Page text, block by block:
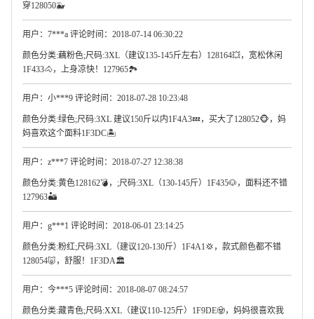
穿128050🐳
用户：7***a 评论时间：2018-07-14 06:30:22
颜色分类:藕粉色;尺码:3XL（建议135-145斤左右）128164💥，宽松休闲
1F433🐴，上身凉快！127965🏞
用户：小***9 评论时间：2018-07-28 10:23:48
颜色分类:绿色;尺码:3XL 建议150斤以内1F4A3💤，买大了128052🐵，妈
妈喜欢这个面料1F3DC🏝
用户：z***7 评论时间：2018-07-27 12:38:38
颜色分类:黄色128162💣，;尺码:3XL（130-145斤）1F435🐶，面料还不错
127963🏜
用户：g***1 评论时间：2018-06-01 23:14:25
颜色分类:粉红;尺码:3XL（建议120-130斤）1F4A1💢，款式颜色都不错
128054🐷，舒服！1F3DA🏛
用户：今***5 评论时间：2018-08-07 08:24:57
颜色分类:藏青色;尺码:XXL（建议110-125斤）1F9DE🧟，妈妈很喜欢我